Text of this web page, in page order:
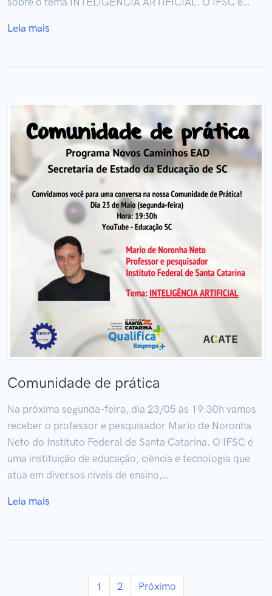
sobre o tema INTELIGÊNCIA ARTIFICIAL. O IFSC é…
Leia mais
Comunidade de prática
Na próxima segunda-feira, dia 23/05 às 19:30h vamos
receber o professor e pesquisador Mario de Noronha
Neto do Instituto Federal de Santa Catarina. O IFSC é
uma instituição de educação, ciência e tecnologia que
atua em diversos níveis de ensino,…
Leia mais
1 2 Próximo